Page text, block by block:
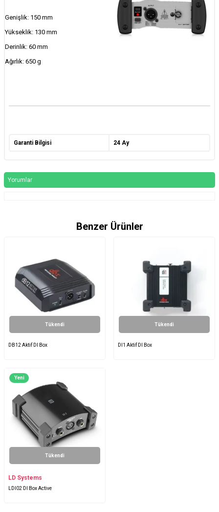
Genişlik: 150 mm
Yükseklik: 130 mm
Derinlik: 60 mm
Ağırlık: 650 g
Garanti Bilgisi 24 Ay
Yorumlar
Benzer Ürünler
Tükendi
DB12 Aktif DI Box
Tükendi
DI1 Aktif DI Box
Yeni
Tükendi
LD Systems
LDI02 DI Box Active